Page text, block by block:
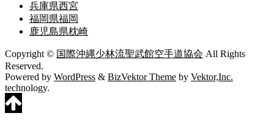
兵庫県西宮
福岡県福岡
鹿児島県枕崎
Copyright © 国際沖縄少林流聖武館空手道協会 All Rights
Reserved.
Powered by WordPress & BizVektor Theme by Vektor,Inc.
technology.